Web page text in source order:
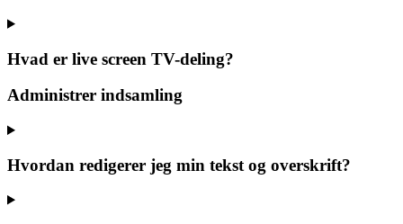
Hvad er live screen TV-deling?
Administrer indsamling
Hvordan redigerer jeg min tekst og overskrift?